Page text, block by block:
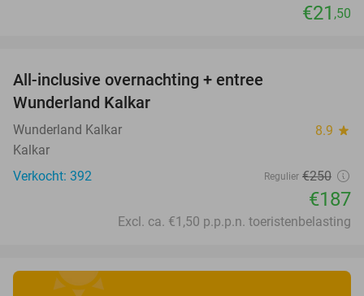
€21 ,50
All-inclusive overnachting + entree
Wunderland Kalkar
Wunderland Kalkar 8.9 star
Kalkar
Verkocht: 392
Regulier €250
€187
Excl. ca. €1,50 p.p.p.n. toeristenbelasting